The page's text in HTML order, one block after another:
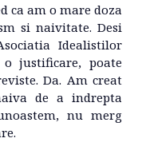
ca am o mare doza
si naivitate. Desi
Idealistilor
justificare, poate
Da. Am creat
de a indrepta
nu merg